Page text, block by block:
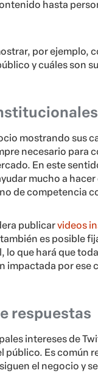
hasta
por ejemplo,
y cuáles son
mostrando sus
necesario para
En este
mucho a
de competencia
publicarvideos
es posible
lo que hará que
impactada por ese
respuestas
intereses de
público. Es común
el negocio y